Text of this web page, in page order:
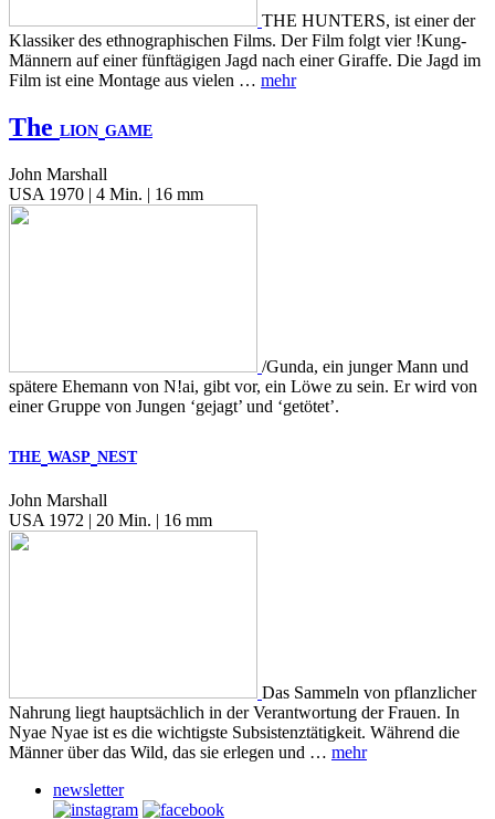
THE HUNTERS, ist einer der
Klassiker des ethnographischen Films. Der Film folgt vier !Kung-
Männern auf einer fünftägigen Jagd nach einer Giraffe. Die Jagd im
Film ist eine Montage aus vielen … mehr
The LION GAME
John Marshall
USA 1970 | 4 Min. | 16 mm
/Gunda, ein junger Mann und
spätere Ehemann von N!ai, gibt vor, ein Löwe zu sein. Er wird von
einer Gruppe von Jungen ‘gejagt’ und ‘getötet’.
THE WASP NEST
John Marshall
USA 1972 | 20 Min. | 16 mm
Das Sammeln von pflanzlicher
Nahrung liegt hauptsächlich in der Verantwortung der Frauen. In
Nyae Nyae ist es die wichtigste Subsistenztätigkeit. Während die
Männer über das Wild, das sie erlegen und … mehr
newsletter